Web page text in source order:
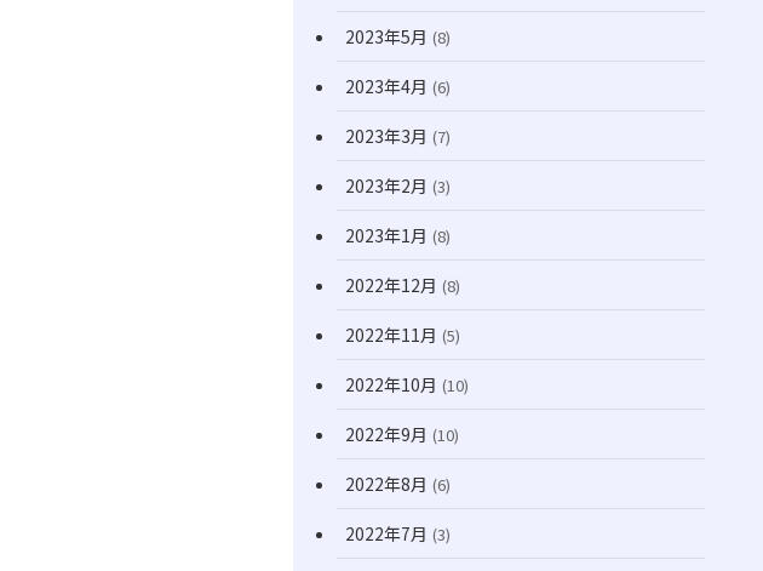
2023年5月 (8)
2023年4月 (6)
2023年3月 (7)
2023年2月 (3)
2023年1月 (8)
2022年12月 (8)
2022年11月 (5)
2022年10月 (10)
2022年9月 (10)
2022年8月 (6)
2022年7月 (3)